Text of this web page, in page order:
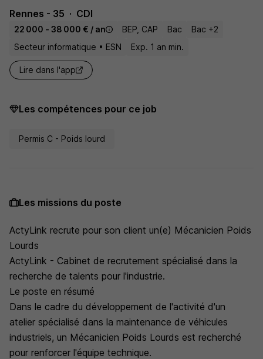
Rennes - 35
CDI
22 000 - 38 000 € / an BEP, CAP Bac
Bac +2
Secteur informatique • ESN
Exp. 1 an min.
Lire dans l'app
Les compétences pour ce job
Permis C - Poids lourd
Les missions du poste
ActyLink recrute pour son client un(e) Mécanicien Poids
Lourds
ActyLink - Cabinet de recrutement spécialisé dans la
recherche de talents pour l'industrie.
Le poste en résumé
Dans le cadre du développement de l'activité d'un
atelier spécialisé dans la maintenance de véhicules
industriels, un Mécanicien Poids Lourds est recherché
pour renforcer l'équipe technique.